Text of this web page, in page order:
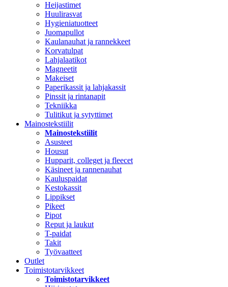
Heijastimet
Huulirasvat
Hygieniatuotteet
Juomapullot
Kaulanauhat ja rannekkeet
Korvatulpat
Lahjalaatikot
Magneetit
Makeiset
Paperikassit ja lahjakassit
Pinssit ja rintanapit
Tekniikka
Tulitikut ja sytyttimet
Mainostekstiilit
Mainostekstiilit
Asusteet
Housut
Hupparit, colleget ja fleecet
Käsineet ja rannenauhat
Kauluspaidat
Kestokassit
Lippikset
Pikeet
Pipot
Reput ja laukut
T-paidat
Takit
Työvaatteet
Outlet
Toimistotarvikkeet
Toimistotarvikkeet